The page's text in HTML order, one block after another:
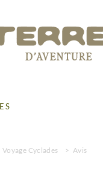
Voyage Cyclades Avis